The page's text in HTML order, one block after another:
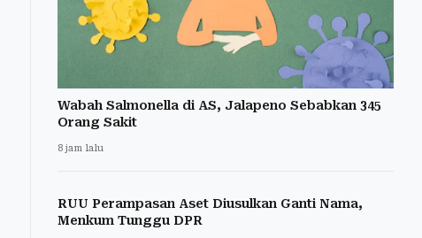
Wabah Salmonella di AS, Jalapeno Sebabkan 345
Orang Sakit
8 jam lalu
RUU Perampasan Aset Diusulkan Ganti Nama,
Menkum Tunggu DPR